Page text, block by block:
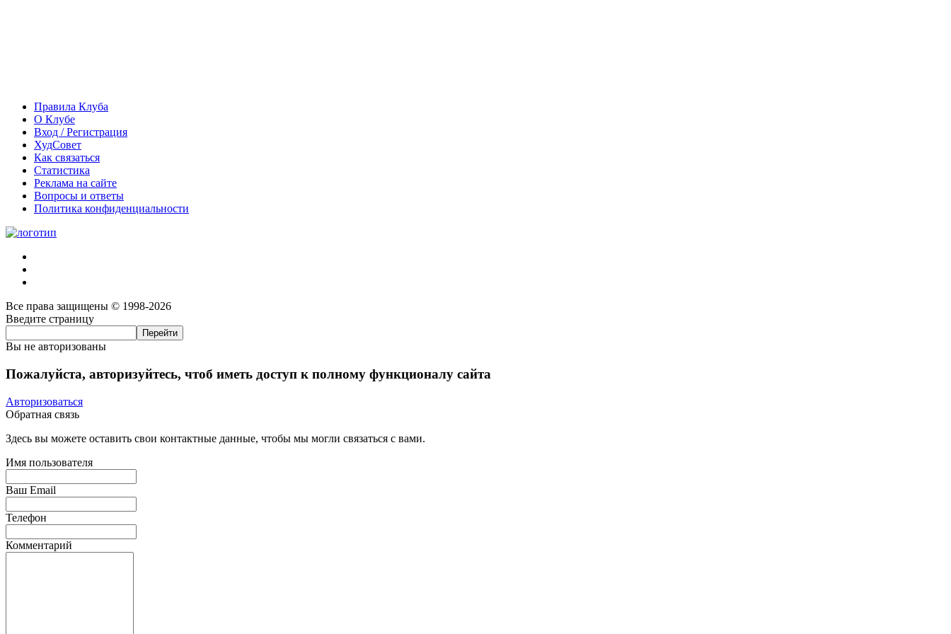
Правила Клуба
О Клубе
Вход / Регистрация
ХудСовет
Как связаться
Статистика
Реклама на сайте
Вопросы и ответы
Политика конфиденциальности
Все права защищены © 1998-2026
Введите страницу
Вы не авторизованы
Пожалуйста, авторизуйтесь, чтоб иметь доступ к полному функционалу сайта
Авторизоваться
Обратная связь
Здесь вы можете оставить свои контактные данные, чтобы мы могли связаться с вами.
Имя пользователя
Ваш Email
Телефон
Комментарий